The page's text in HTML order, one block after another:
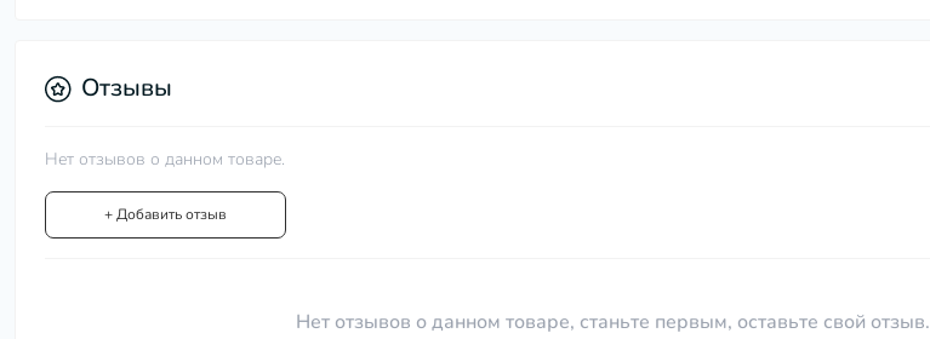
Отзывы
Нет отзывов о данном товаре.
+ Добавить отзыв
Нет отзывов о данном товаре, станьте первым, оставьте свой отзыв.